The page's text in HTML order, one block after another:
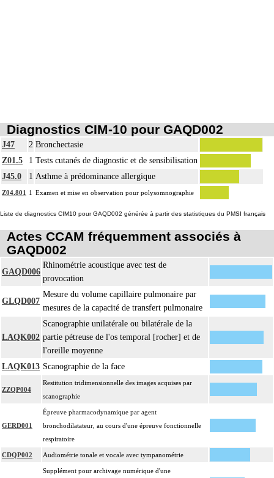
Diagnostics CIM-10 pour GAQD002
J47 2 Bronchectasie
Z01.5
1 Tests cutanés de diagnostic et de sensibilisation
J45.0
1 Asthme à prédominance allergique
Z04.801 1 Examen et mise en observation pour polysomnographie
Liste de diagnostics CIM10 pour GAQD002 générée à partir des statistiques du PMSI français
Actes CCAM fréquemment associés à
GAQD002
GAQD006
Rhinométrie acoustique avec test de
provocation
GLQD007
Mesure du volume capillaire pulmonaire par
mesures de la capacité de transfert pulmonaire
LAQK002
Scanographie unilatérale ou bilatérale de la
partie pétreuse de l'os temporal [rocher] et de
l'oreille moyenne
LAQK013 Scanographie de la face
ZZQP004
Restitution tridimensionnelle des images acquises par
scanographie
GERD001
Épreuve pharmacodynamique par agent
bronchodilatateur, au cours d'une épreuve fonctionnelle
respiratoire
CDQP002 Audiométrie tonale et vocale avec tympanométrie
Supplément pour archivage numérique d'une